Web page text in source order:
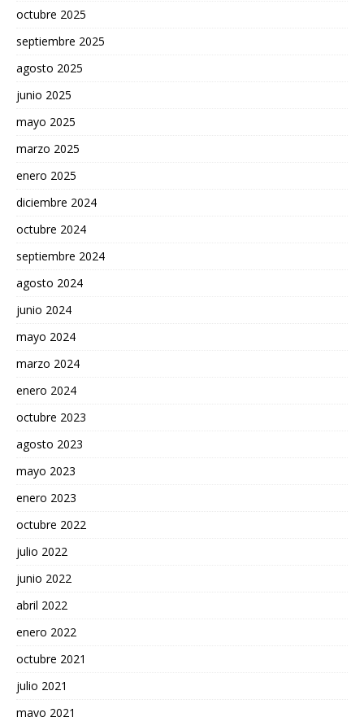
octubre 2025
septiembre 2025
agosto 2025
junio 2025
mayo 2025
marzo 2025
enero 2025
diciembre 2024
octubre 2024
septiembre 2024
agosto 2024
junio 2024
mayo 2024
marzo 2024
enero 2024
octubre 2023
agosto 2023
mayo 2023
enero 2023
octubre 2022
julio 2022
junio 2022
abril 2022
enero 2022
octubre 2021
julio 2021
mayo 2021